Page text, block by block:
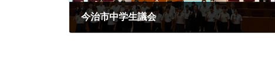
今治市中学生議会